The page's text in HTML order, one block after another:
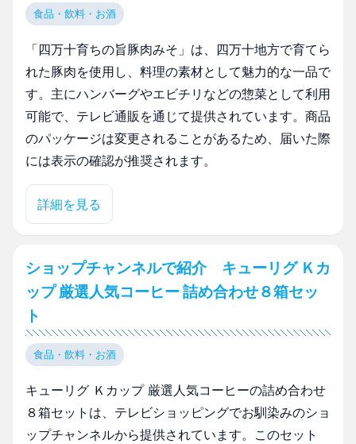
食品・飲料・お酒
「四万十育ちの旨豚肉みそ」は、四万十地方で育てら
れた豚肉を使用し、料理の素材として魅力的な一品で
す。主にハンバーグやエビチリなどの惣菜として利用
可能で、テレビ通販を通じて提供されています。商品
のパッケージは変更されることがあるため、届いた際
には表示の確認が推奨されます。
詳細を見る
ショップチャンネルで紹介 キューリグ Ｋカ
ップ 厳選人気コーヒー 詰め合わせ８箱セッ
ト
食品・飲料・お酒
キューリグ Ｋカップ 厳選人気コーヒーの詰め合わせ
８箱セットは、テレビショッピングでお馴染みのショ
ップチャンネルから提供されています。このセット